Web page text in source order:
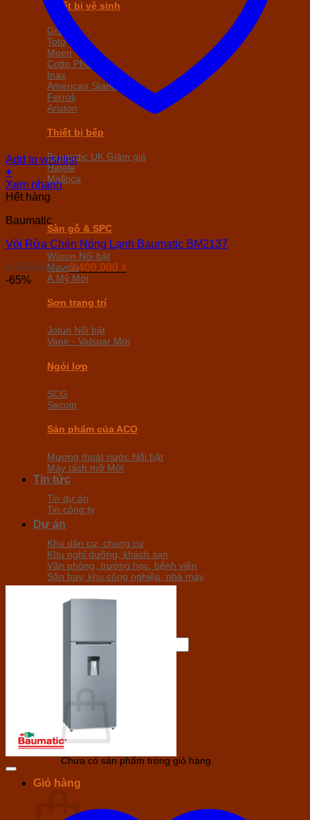
Thiết bị vệ sinh
Grohe
Toto
Moen
Cotto
Inax
American Standard
Ferroli
Ariston
Thiết bị bếp
Baumatic UK
Hafele
Malloca
Sàn gỗ & SPC
Wilson
Mavina
Á Mỹ
Sơn trang trí
Jotun
Vanir - Valspar
Ngói lợp
SCG
Secoin
Sản phẩm của ACO
Mương thoát nước
Máy tách mỡ
Tin tức
Tin dự án
Tin công ty
Dự án
Khu dân cư, chung cư
Khu nghỉ dưỡng, khách sạn
Văn phòng, trường học, bệnh viện
Sân bay, khu công nghiệp, nhà máy
Tuyển dụng
Tìm
Chưa có sản phẩm trong giỏ hàng.
Giỏ hàng
Add to wishlist
+
Xem nhanh
Hết hàng
Baumatic
Vòi Rửa Chén Nóng Lạnh Baumatic BM2137
8.550.000₫ Giá
gốc
8.550.000 ₫.
3.400.000 ₫Giá
-65%